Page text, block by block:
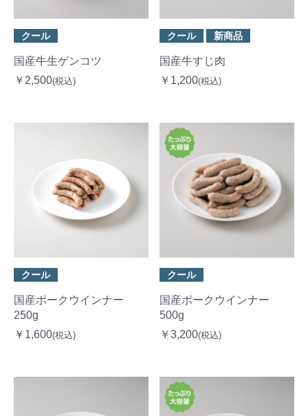
クール
国産牛生ゲンコツ
￥2,500(税込)
クール 新商品
国産牛すじ肉
￥1,200(税込)
クール
国産ポークウインナー
250g
￥1,600(税込)
クール
国産ポークウインナー
500g
￥3,200(税込)